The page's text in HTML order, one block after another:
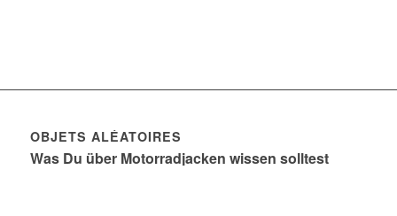
OBJETS ALÉATOIRES
Was Du über Motorradjacken wissen solltest